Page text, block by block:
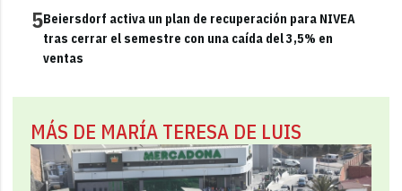
5Beiersdorf activa un plan de recuperación para NIVEA
tras cerrar el semestre con una caída del 3,5% en
ventas
MÁS DE MARÍA TERESA DE LUIS